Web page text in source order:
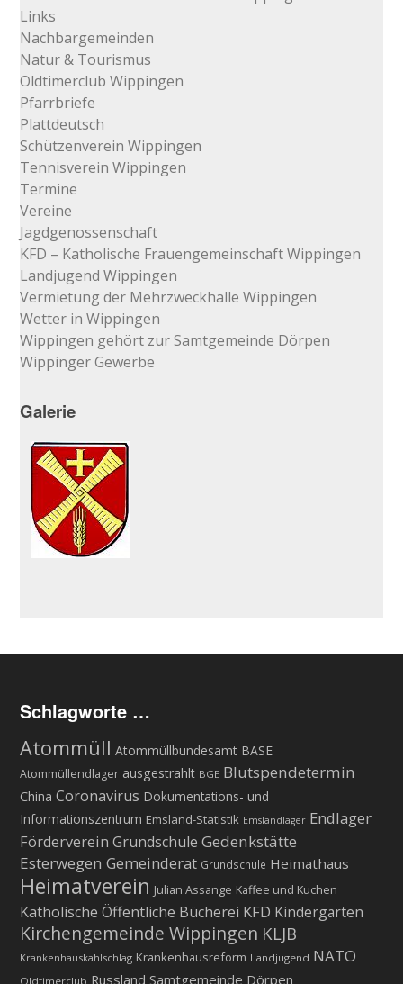
Links
Nachbargemeinden
Natur & Tourismus
Oldtimerclub Wippingen
Pfarrbriefe
Plattdeutsch
Schützenverein Wippingen
Tennisverein Wippingen
Termine
Vereine
Jagdgenossenschaft
KFD – Katholische Frauengemeinschaft Wippingen
Landjugend Wippingen
Vermietung der Mehrzweckhalle Wippingen
Wetter in Wippingen
Wippingen gehört zur Samtgemeinde Dörpen
Wippinger Gewerbe
Galerie
Schlagworte …
Atommüll Atommüllbundesamt BASE
Atommüllendlager ausgestrahlt BGE Blutspendetermin
China Coronavirus Dokumentations- und
Informationszentrum Emsland-Statistik Emslandlager Endlager
Förderverein Grundschule Gedenkstätte
Esterwegen Gemeinderat Grundschule Heimathaus
Heimatverein Julian Assange Kaffee und Kuchen
Katholische Öffentliche Bücherei KFD Kindergarten
Kirchengemeinde Wippingen KLJB
Krankenhauskahlschlag Krankenhausreform Landjugend NATO
Oldtimerclub Russland Samtgemeinde Dörpen